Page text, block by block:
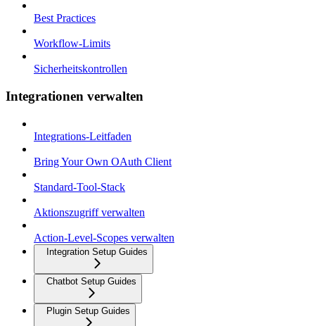
Best Practices
Workflow-Limits
Sicherheitskontrollen
Integrationen verwalten
Integrations-Leitfaden
Bring Your Own OAuth Client
Standard-Tool-Stack
Aktionszugriff verwalten
Action-Level-Scopes verwalten
Integration Setup Guides
Chatbot Setup Guides
Plugin Setup Guides